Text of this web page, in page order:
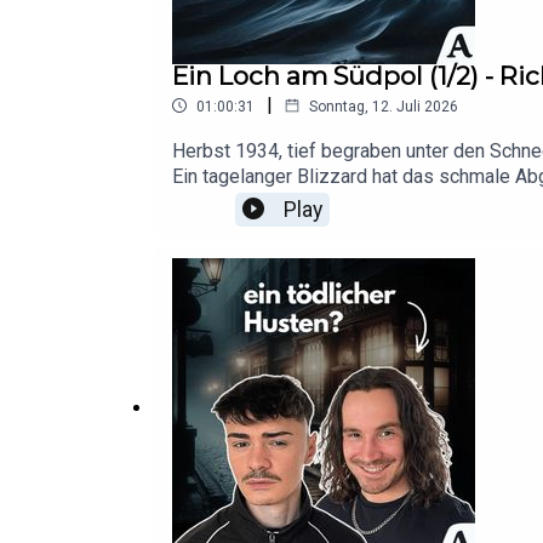
Ein Loch am Südpol (1/2) -
01:00:31 | Sonntag, 12. Juli 2026
Herbst 1934, tief begraben unter den
Ein tagelanger Blizzard hat das schmale
Kopfschmerzen, übergibt sich heftig und
unsichtbarem Kohlenmonoxid.
https://werkzeug-garten.de/affiliate/1/
garten.de/shop/produkte/t-shirt-wild-
kolb.de/
info@wildundfremd.de oder per DM auf
QUELLE:Byrd, Richard E. (1938): Allein!
Play